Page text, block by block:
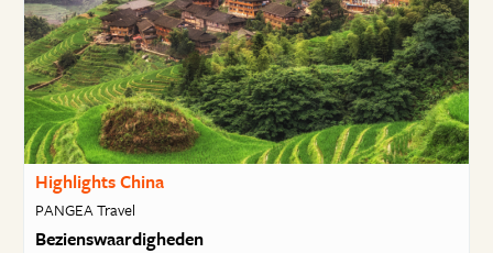
Highlights China
PANGEA Travel
Bezienswaardigheden